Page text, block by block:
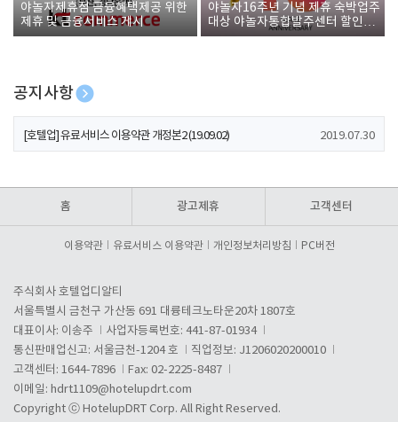
야놀자제휴점 금융혜택제공 위한
제휴 및 금융서비스 게시
야놀자16주년 기념 제휴 숙박업주
대상 야놀자통합발주센터 할인쿠
폰 증정
공지사항
[호텔업] 개인정보 처리방침 개정본1 (19.09.02)
[호텔업] 유료서비스 이용약관 개정본2 (19.09.02) 2019.07.30
홈 광고제휴 고객센터
이용약관 유료서비스 이용약관 개인정보처리방침 PC버전
주식회사 호텔업디알티
서울특별시 금천구 가산동 691 대륭테크노타운20차 1807호
대표이사: 이송주
사업자등록번호: 441-87-01934
통신판매업신고: 서울금천-1204 호
직업정보: J1206020200010
고객센터: 1644-7896
Fax: 02-2225-8487
이메일: hdrt1109@hotelupdrt.com
Copyright ⓒ HotelupDRT Corp. All Right Reserved.